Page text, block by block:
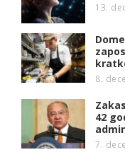
13.
8.
42
7.